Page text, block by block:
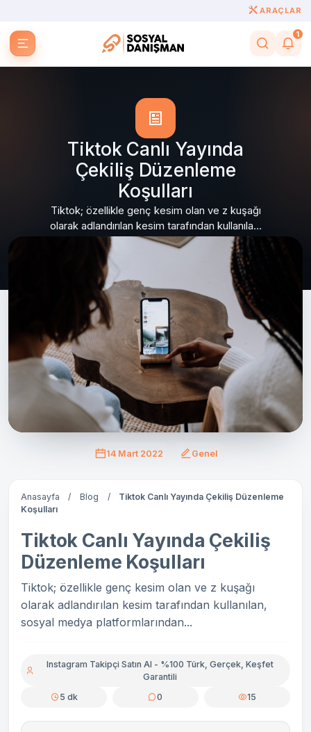
ARAÇLAR
1
Tiktok Canlı Yayında
Çekiliş Düzenleme
Koşulları
Tiktok; özellikle genç kesim olan ve z kuşağı
olarak adlandırılan kesim tarafından kullanılan,
sosyal medya platformlarından...
14 Mart 2022 Genel
Anasayfa / Blog /
Tiktok Canlı Yayında Çekiliş Düzenleme
Koşulları
Tiktok Canlı Yayında Çekiliş
Düzenleme Koşulları
Tiktok; özellikle genç kesim olan ve z kuşağı
olarak adlandırılan kesim tarafından kullanılan,
sosyal medya platformlarından...
Instagram Takipçi Satın Al - %100 Türk, Gerçek, Keşfet
Garantili
5 dk
0 15